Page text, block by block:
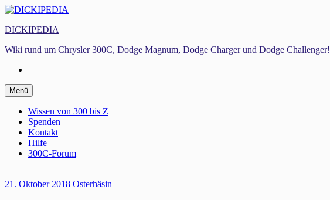
Zum
springen
DICKIPEDIA
Wiki rund um Chrysler 300C, Dodge Magnum, Dodge Charger und Dodge Challenger!
Menü Zum
Inhalt
springen
Wissen von 300 bis Z
Spenden
Kontakt
Hilfe
300C-Forum
21. Oktober 2018 Osterhäsin